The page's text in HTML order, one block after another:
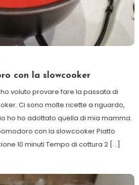
con la slowcooker
voluto provare fare la passata di
Ci sono molte ricette a riguardo,
ho ho adottato quella di mia mamma.
con la slowcooker Piatto
10 minuti Tempo di cottura 2 […]